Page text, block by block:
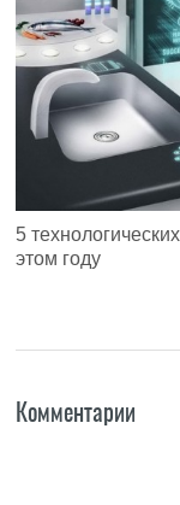
5
этом году
Комментарии